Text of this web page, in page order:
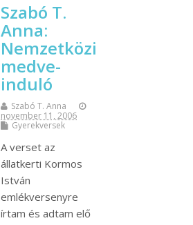
Szabó T.
Anna:
Nemzetközi
medve-
induló
Szabó T. Anna
november 11, 2006
Gyerekversek
A verset az
állatkerti Kormos
István
emlékversenyre
írtam és adtam elő